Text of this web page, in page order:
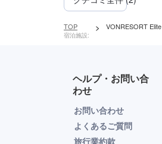
TOP
宿泊施設:
> VONRESORT Elite
ヘルプ・お問い合
わせ
お問い合わせ
よくあるご質問
旅行業約款